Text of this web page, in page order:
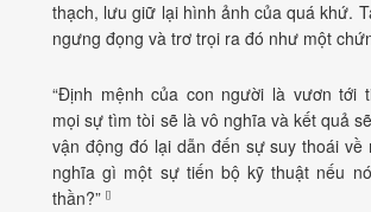
thạch, lưu giữ lại hình ảnh của quá khứ.
ngưng đọng và trơ trọi ra đó như một
“Định mệnh của con người là vươn tới
mọi sự tìm tòi sẽ là vô nghĩa và kết quả
vận động đó lại dẫn đến sự suy thoái về
nghĩa gì một sự tiến bộ kỹ thuật nếu
thần?” []